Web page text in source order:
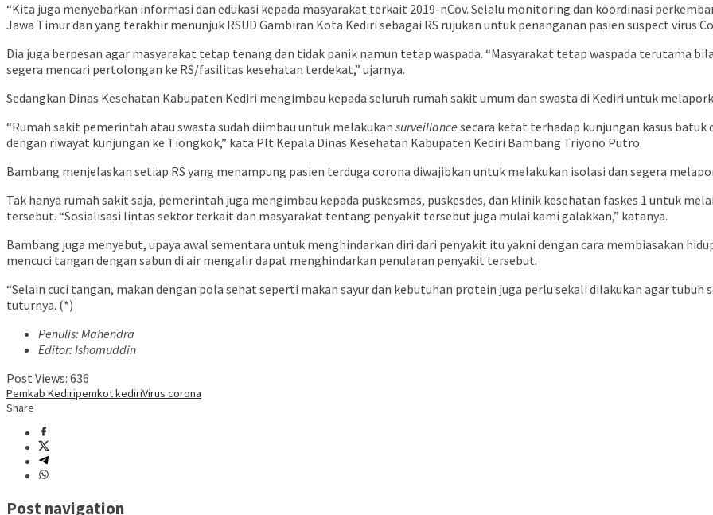
“Kita juga menyebarkan informasi dan edukasi kepada masyarakat terkait 2019-nCov. Selalu monitoring dan koordinasi
Jawa Timur dan yang terakhir menunjuk RSUD Gambiran Kota Kediri sebagai RS rujukan untuk penanganan pasien suspect virus
Dia juga berpesan agar masyarakat tetap tenang dan tidak panik namun tetap waspada. “Masyarakat tetap waspada terutama
segera mencari pertolongan ke RS/fasilitas kesehatan terdekat,” ujarnya.
Sedangkan Dinas Kesehatan Kabupaten Kediri mengimbau kepada seluruh rumah sakit umum dan swasta di Kediri untuk
“Rumah sakit pemerintah atau swasta sudah diimbau untuk melakukan surveillance secara ketat terhadap kunjungan kasus batuk
dengan riwayat kunjungan ke Tiongkok,” kata Plt Kepala Dinas Kesehatan Kabupaten Kediri Bambang Triyono Putro.
Bambang menjelaskan setiap RS yang menampung pasien terduga corona diwajibkan untuk melakukan isolasi dan segera
Tak hanya rumah sakit saja, pemerintah juga mengimbau kepada puskesmas, puskesdes, dan klinik kesehatan faskes 1 untuk
tersebut. “Sosialisasi lintas sektor terkait dan masyarakat tentang penyakit tersebut juga mulai kami galakkan,” katanya.
Bambang juga menyebut, upaya awal sementara untuk menghindarkan diri dari penyakit itu yakni dengan cara membiasakan
mencuci tangan dengan sabun di air mengalir dapat menghindarkan penularan penyakit tersebut.
“Selain cuci tangan, makan dengan pola sehat seperti makan sayur dan kebutuhan protein juga perlu sekali dilakukan agar tubuh
tuturnya. (*)
Penulis: Mahendra
Editor: Ishomuddin
Post Views: 636
Pemkab Kediripemkot kediriVirus corona
Share
Post navigation